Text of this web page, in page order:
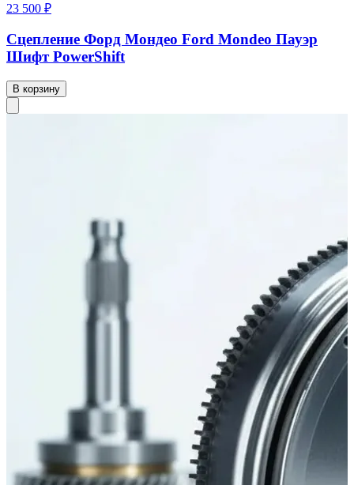
23 500 ₽
Сцепление Форд Мондео Ford Mondeo Пауэр
Шифт PowerShift
В корзину